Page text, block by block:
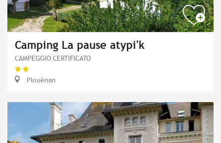
Camping La pause atypi'k
CAMPEGGIO CERTIFICATO
Plouénan